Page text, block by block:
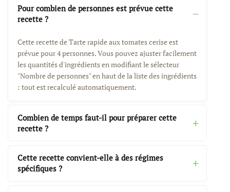
Pour combien de personnes est prévue cette
recette ?
Cette recette de Tarte rapide aux tomates cerise est
prévue pour 4 personnes. Vous pouvez ajuster facilement
les quantités d'ingrédients en modifiant le sélecteur
"Nombre de personnes" en haut de la liste des ingrédients
: tout est recalculé automatiquement.
Combien de temps faut-il pour préparer cette
recette ?
Cette recette convient-elle à des régimes
spécifiques ?